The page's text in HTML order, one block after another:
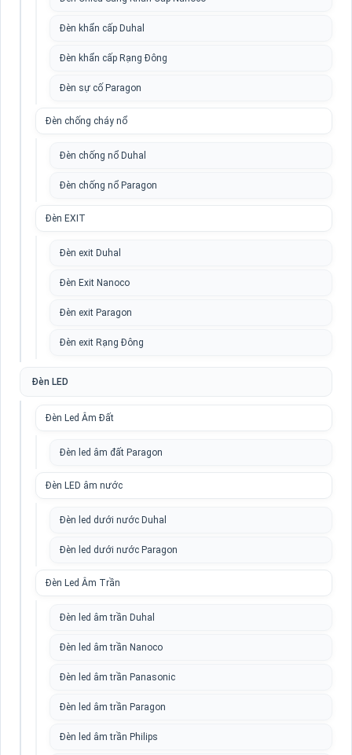
Đèn khẩn cấp Duhal
Đèn khẩn cấp Rạng Đông
Đèn sự cố Paragon
Đèn chống cháy nổ
Đèn chống nổ Duhal
Đèn chống nổ Paragon
Đèn EXIT
Đèn exit Duhal
Đèn Exit Nanoco
Đèn exit Paragon
Đèn exit Rạng Đông
Đèn LED
Đèn Led Âm Đất
Đèn led âm đất Paragon
Đèn LED âm nước
Đèn led dưới nước Duhal
Đèn led dưới nước Paragon
Đèn Led Âm Trần
Đèn led âm trần Duhal
Đèn led âm trần Nanoco
Đèn led âm trần Panasonic
Đèn led âm trần Paragon
Đèn led âm trần Philips